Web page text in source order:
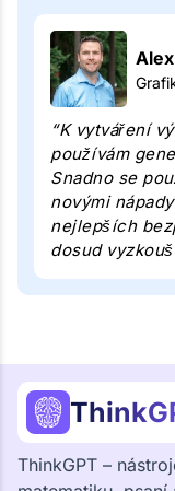
“K vytváření
používám
Snadno se
novými
nejlepších
dosud
ThinkGPT –